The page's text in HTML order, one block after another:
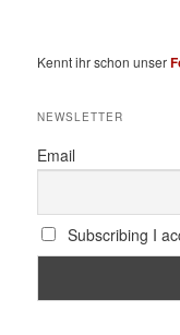
Kennt ihr schon unser
NEWSLETTER
Email
Subscribing I